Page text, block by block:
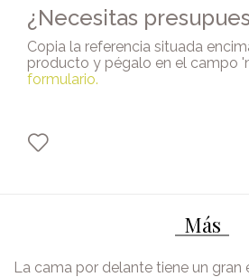
¿Necesitas
Copia la referencia situada
producto y pégalo en el campo
formulario.
Más
La cama por delante tiene un gran